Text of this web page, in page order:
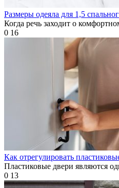
Размеры одеяла для 1,5
Когда речь заходит о
0 16
Как отрегулировать
Пластиковые двери являются
0 13